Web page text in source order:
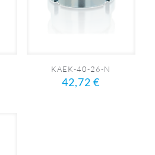
KAEK-40-26-N
42,72€